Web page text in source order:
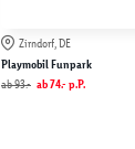
Zirndorf, DE
Playmobil Funpark
ab93.- ab74.- p.P.